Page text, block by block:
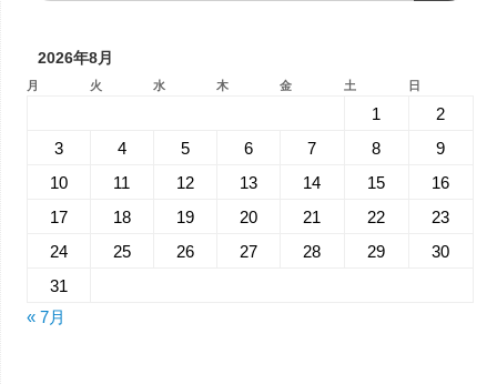
2026年8月
月 火 水 木 金 土 日
1
2
3
4 5 6 7 8
9
10
11 12 13 14 15
16
17
18 19 20 21 22
23
24
25 26 27 28 29
30
31
« 7月